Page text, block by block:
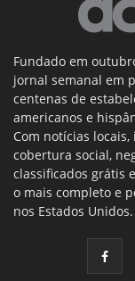
Fundado em
jornal semanal em
centenas de
americanos e
Com notícias
cobertura social,
classificados grátis
o mais completo e
nos Estados Unidos.